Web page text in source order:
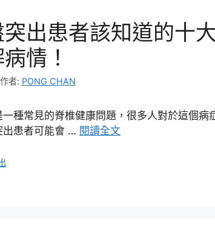
出患者該知道的十
情！
作者: PONG CHAN
種常見的脊椎健康問題，很多人對於這個
出患者可能會 … 閱讀全文